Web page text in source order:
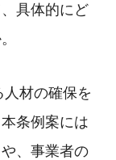
具体的にど
材の確保を
条例案には
、事業者の